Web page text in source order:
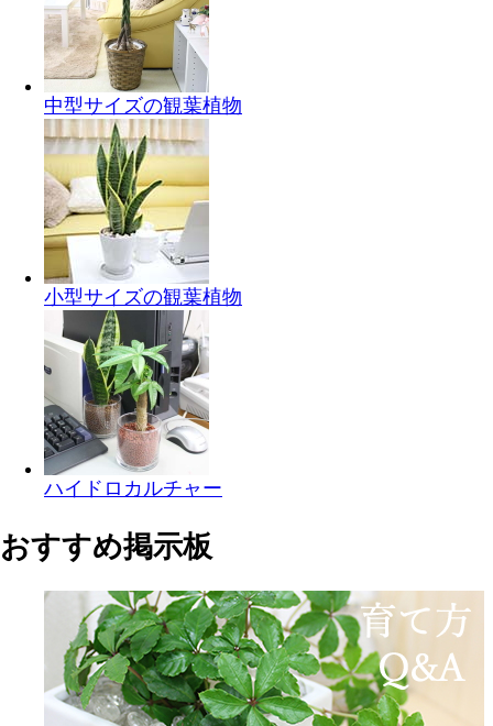
中型サイズの観葉植物
小型サイズの観葉植物
ハイドロカルチャー
おすすめ掲示板